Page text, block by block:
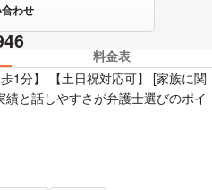
わせ
料金表
1分】 【土日祝対応可】 [家族に関
と話しやすさが弁護士選びのポイ